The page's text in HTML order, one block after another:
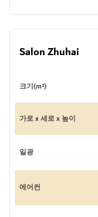
Salon Zhuhai
크기(m²)
가로 x 세로 x 높이
일광
에어컨